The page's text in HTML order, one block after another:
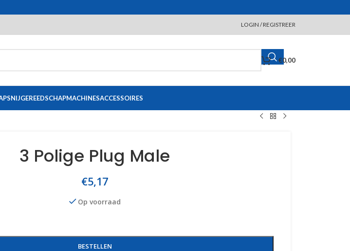
LOGIN / REGISTREER
€0,00
SNIJGEREEDSCHAPMACHINESACCESSOIRES
3 Polige Plug Male
€5,17
Op voorraad
BESTELLEN